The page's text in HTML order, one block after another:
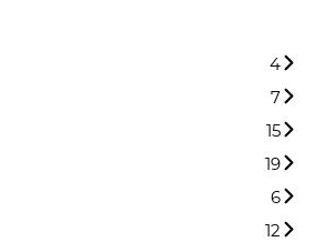
4
7
15
19
6
12